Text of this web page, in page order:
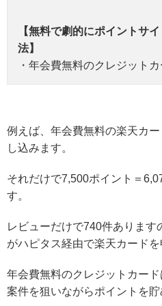
【無料で劇的にポイントサ
法】
・年会費無料のクレジット
例えば、年会費無料の楽天カ
し込みます。
それだけで7,500ポイント＝
す。
レビューだけで740件あります
がハピタス経由で楽天カードを
年会費無料のクレジットカー
案件を狙いながらポイントを貯